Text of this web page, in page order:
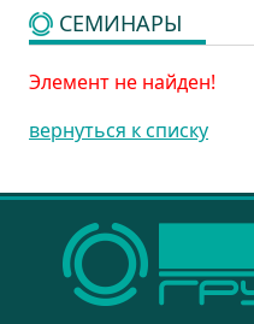
СЕМИНАРЫ
Элемент не найден!
вернуться к списку